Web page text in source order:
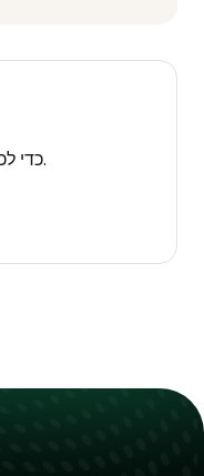
כדי לכתוב חוות דעת, ניתן להתחבר כאן.